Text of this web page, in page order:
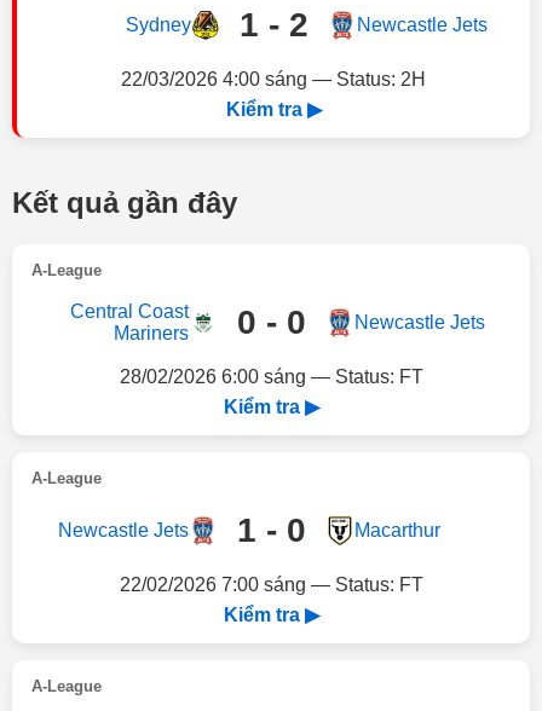
Sydney 1 - 2 Newcastle Jets
22/03/2026 4:00 sáng — Status: 2H
Kiểm tra ▶
Kết quả gần đây
A-League
Central Coast
Mariners
0 - 0 Newcastle Jets
28/02/2026 6:00 sáng — Status: FT
Kiểm tra ▶
A-League
Newcastle Jets 1 - 0 Macarthur
22/02/2026 7:00 sáng — Status: FT
Kiểm tra ▶
A-League